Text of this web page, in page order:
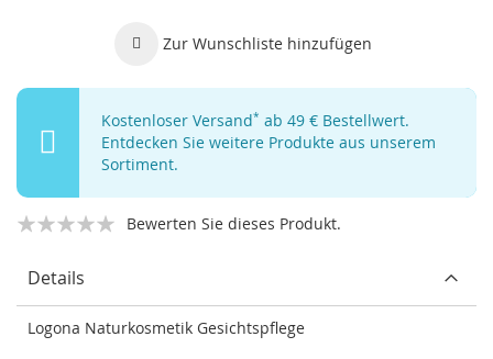
Zur Wunschliste hinzufügen
Kostenloser Versand* ab 49 € Bestellwert.
Entdecken Sie weitere Produkte aus unserem
Sortiment.
Bewerten Sie dieses Produkt.
Details
Logona Naturkosmetik Gesichtspflege